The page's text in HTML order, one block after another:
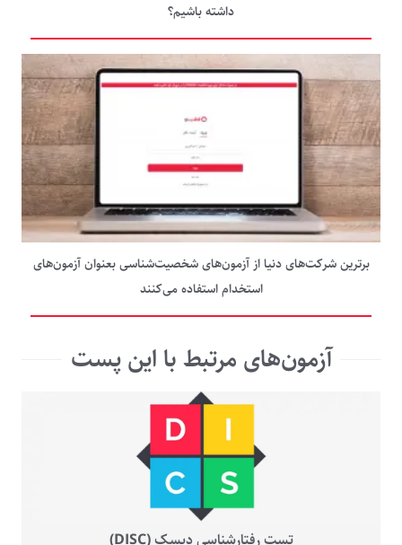
داشته باشیم؟
برترین شرکت‌های دنیا از آزمون‌های شخصیت‌شناسی بعنوان آزمون‌های
استخدام استفاده می‌کنند
آزمون‌های مرتبط با این پست
تست رفتارشناسی دیسک (DISC)